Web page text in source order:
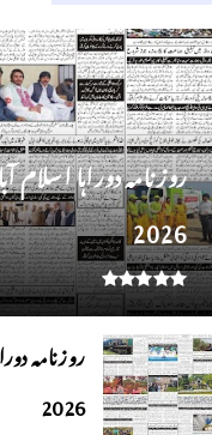
روز نامہ دوراہا اسلام
2026
2026